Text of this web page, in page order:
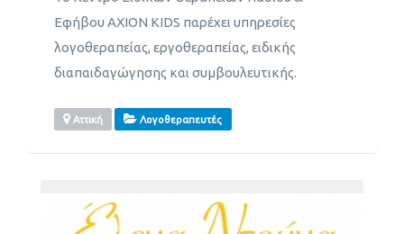
Εφήβου AXION KIDS παρέχει υπηρεσίες
λογοθεραπείας, εργοθεραπείας, ειδικής
διαπαιδαγώγησης και συμβουλευτικής.
Αττική Λογοθεραπευτές